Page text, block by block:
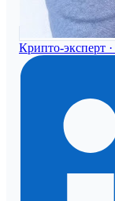
Крипто-эксперт ·